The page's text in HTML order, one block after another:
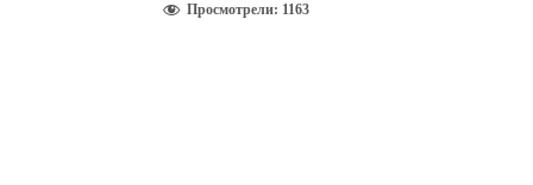
Просмотрели: 1163